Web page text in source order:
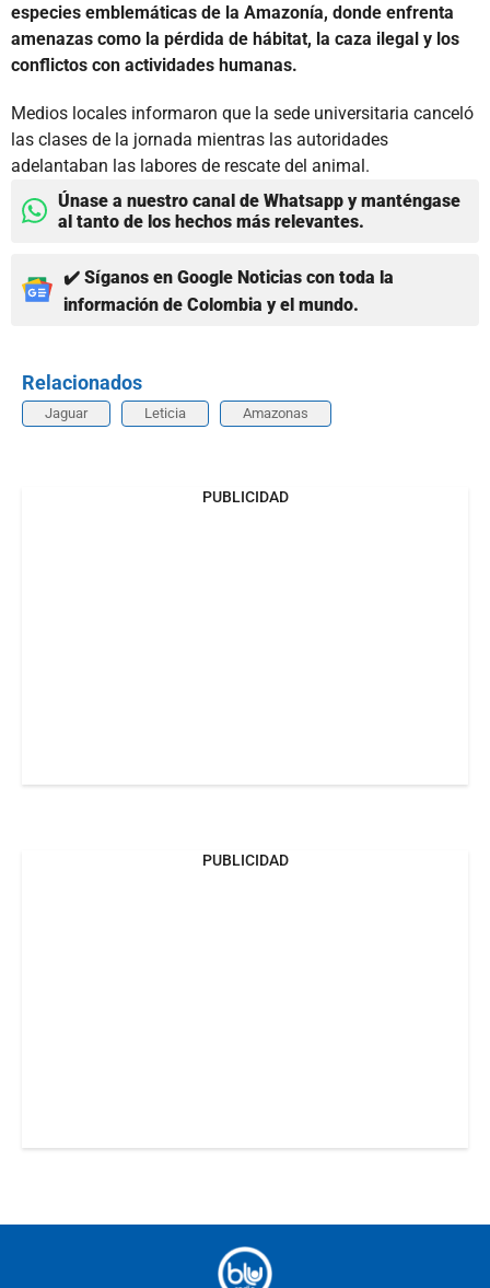
especies emblemáticas de la Amazonía, donde enfrenta
amenazas como la pérdida de hábitat, la caza ilegal y los
conflictos con actividades humanas.
Medios locales informaron que la sede universitaria canceló
las clases de la jornada mientras las autoridades
adelantaban las labores de rescate del animal.
Únase a nuestro canal de Whatsapp y manténgase
al tanto de los hechos más relevantes.
✔️ Síganos en Google Noticias con toda la
información de Colombia y el mundo.
Relacionados
Jaguar Leticia Amazonas
PUBLICIDAD
PUBLICIDAD